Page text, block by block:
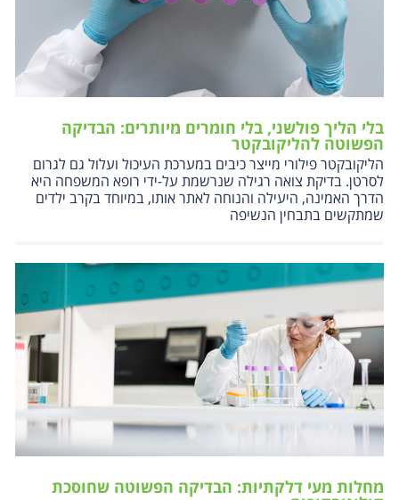
בלי הליך פולשני, בלי חומרים מיותרים: הבדיקה
הפשוטה להליקובקטר
הליקובקטר פילורי מייצר כיבים במערכת העיכול ועלול גם לגרום
לסרטן. בדיקת צואה רגילה שנרשמת על-ידי רופא המשפחה היא
הדרך האמינה, היעילה והנוחה לאתר אותו, במיוחד בקרב ילדים
שמתקשים בתבחין הנשיפה
מחלות מעי דלקתיות: הבדיקה הפשוטה שחוסכת